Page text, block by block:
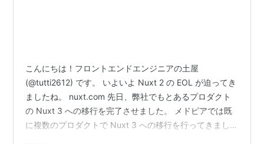
こんにちは！フロントエンドエンジニアの土屋
(@tutti2612) です。 いよいよ Nuxt 2 の EOL が迫ってき
ましたね。 nuxt.com 先日、弊社でもとあるプロダクト
の Nuxt 3 への移行を完了させました。 メドピアでは既
に複数のプロダクトで Nuxt 3 への移行を行ってきました